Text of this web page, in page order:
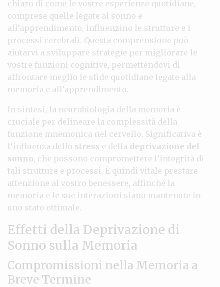
chiaro di come le vostre esperienze quotidiane,
comprese quelle legate al sonno e
all’apprendimento, influenzino le strutture e i
processi cerebrali. Questa comprensione può
aiutarvi a sviluppare strategie per migliorare le
vostre funzioni cognitive, permettendovi di
affrontare meglio le sfide quotidiane legate alla
memoria e all’apprendimento.
In sintesi, la neurobiologia della memoria è
cruciale per delineare la complessità della
funzione mnemonica nel cervello. Significativa è
l’influenza dello stress e della deprivazione del
sonno, che possono compromettere l’integrità di
tali strutture e processi. È quindi vitale prestare
attenzione al vostro benessere, affinché la
memoria e le sue interazioni siano mantenute in
uno stato ottimale.
Effetti della Deprivazione di
Sonno sulla Memoria
Compromissioni nella Memoria a
Breve Termine